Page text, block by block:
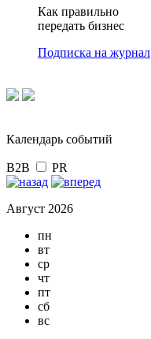
Как правильно
передать бизнес
Подписка на журнал
Календарь событий
B2B PR
Август 2026
пн
вт
ср
чт
пт
сб
вс